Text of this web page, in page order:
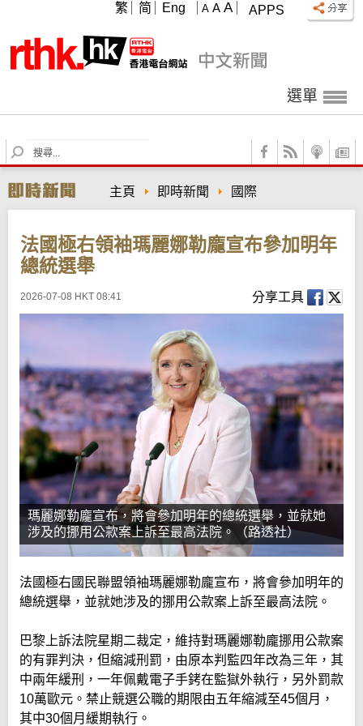
APPS
A A A
繁 简 Eng
選單
S
e
r
c
主頁 即時新聞 國際
法國極右領袖瑪麗娜勒龐宣布參加明年
總統選舉
2026-07-08 HKT 08:41 分享工具
瑪麗娜勒龐宣布，將會參加明年的總統選舉，並就她
涉及的挪用公款案上訴至最高法院。（路透社）
法國極右國民聯盟領袖瑪麗娜勒龐宣布，將會參加明年的
總統選舉，並就她涉及的挪用公款案上訴至最高法院。
巴黎上訴法院星期二裁定，維持對瑪麗娜勒龐挪用公款案
的有罪判決，但縮減刑罰，由原本判監四年改為三年，其
中兩年緩刑，一年佩戴電子手銬在監獄外執行，另外罰款
10萬歐元。禁止競選公職的期限由五年縮減至45個月，
其中30個月緩期執行。